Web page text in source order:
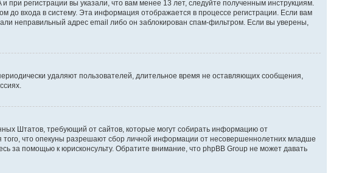
регистрации вы указали, что вам менее 13 лет, следуйте полученным инструкциям.
до входа в систему. Эта информация отображается в процессе регистрации. Если вам
неправильный адрес email либо он заблокирован спам-фильтром. Если вы уверены,
удаляют пользователей, длительное время не оставляющих сообщения,
Штатов, требующий от сайтов, которые могут собирать информацию от
что опекуны разрешают сбор личной информации от несовершеннолетних младше
за помощью к юрисконсульту. Обратите внимание, что phpBB Group не может давать